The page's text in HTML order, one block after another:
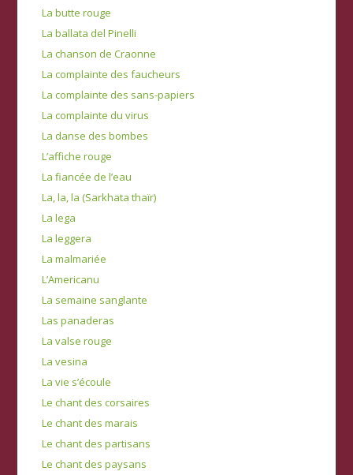
La butte rouge
La ballata del Pinelli
La chanson de Craonne
La complainte des faucheurs
La complainte des sans-papiers
La complainte du virus
La danse des bombes
L’affiche rouge
La fiancée de l’eau
La, la, la (Sarkhata thaïr)
La lega
La leggera
La malmariée
L’Americanu
La semaine sanglante
Las panaderas
La valse rouge
La vesina
La vie s’écoule
Le chant des corsaires
Le chant des marais
Le chant des partisans
Le chant des paysans